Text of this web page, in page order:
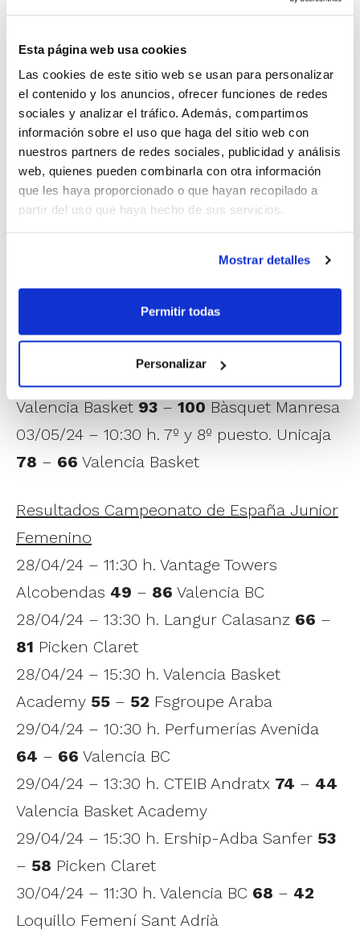
Esta página web usa cookies
Las cookies de este sitio web se usan para personalizar
el contenido y los anuncios, ofrecer funciones de redes
sociales y analizar el tráfico. Además, compartimos
información sobre el uso que haga del sitio web con
nuestros partners de redes sociales, publicidad y análisis
web, quienes pueden combinarla con otra información
que les haya proporcionado o que hayan recopilado a
partir del uso que haya hecho de sus servicios.
Mostrar detalles
Permitir todas
Personalizar
29/04/24 – 19:30 h. Bàsquet Manresa
68Don Bosco
30/04/24 – 09:30 h. Zentro Basket Madrid
110–77Amics Castelló
30/04/24 – 11:30 h. Valencia Basket81–62
Iveco Real Valladolid
30/04/24 – 17:30 h. CD Don Bosco86
01/05/24 – 17:00 h. Octavos de final. Barça
02/05/24 – 19:00 h. Cuartos de final.
Valencia Basket 93 – 100 Bàsquet Manresa
03/05/24 – 10:30 h. 7º y 8º puesto. Unicaja
78 – 66 Valencia Basket
Resultados Campeonato de España Junior
Femenino
28/04/24 – 11:30 h. Vantage Towers
Alcobendas 49 – 86 Valencia BC
28/04/24 – 13:30 h. Langur Calasanz 66 –
81 Picken Claret
28/04/24 – 15:30 h. Valencia Basket
Academy 55 – 52 Fsgroupe Araba
29/04/24 – 10:30 h. Perfumerías Avenida
64 – 66 Valencia BC
29/04/24 – 13:30 h. CTEIB Andratx 74 – 44
Valencia Basket Academy
29/04/24 – 15:30 h. Ership-Adba Sanfer 53
– 58 Picken Claret
30/04/24 – 11:30 h. Valencia BC 68 – 42
Loquillo Femení Sant Adrià